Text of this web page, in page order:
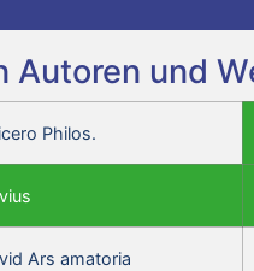
und
Philos.
Ars amatoria